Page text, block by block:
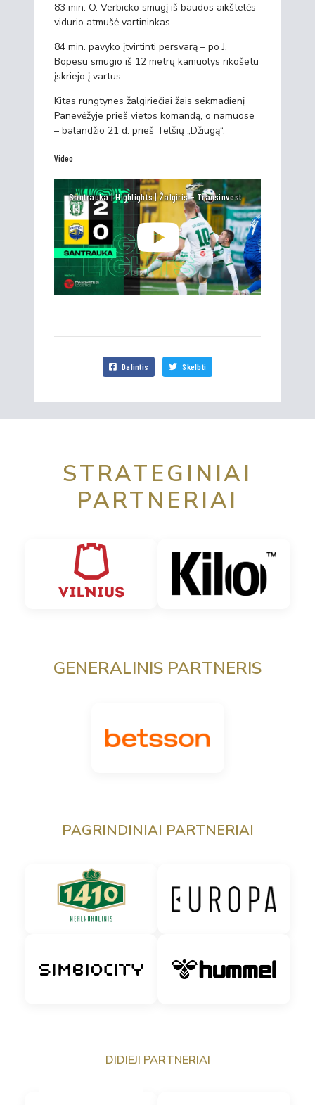
83 min. O. Verbicko smūgį iš baudos aikštelės
vidurio atmušė vartininkas.
84 min. pavyko įtvirtinti persvarą – po J.
Bopesu smūgio iš 12 metrų kamuolys rikošetu
įskriejo į vartus.
Kitas rungtynes žalgiriečiai žais sekmadienį
Panevėžyje prieš vietos komandą, o namuose
– balandžio 21 d. prieš Telšių „Džiugą“.
Video
Santrauka | Highlights | Žalgiris - Transinvest
Dalintis Skelbti
STRATEGINIAI
PARTNERIAI
GENERALINIS PARTNERIS
PAGRINDINIAI PARTNERIAI
DIDIEJI PARTNERIAI